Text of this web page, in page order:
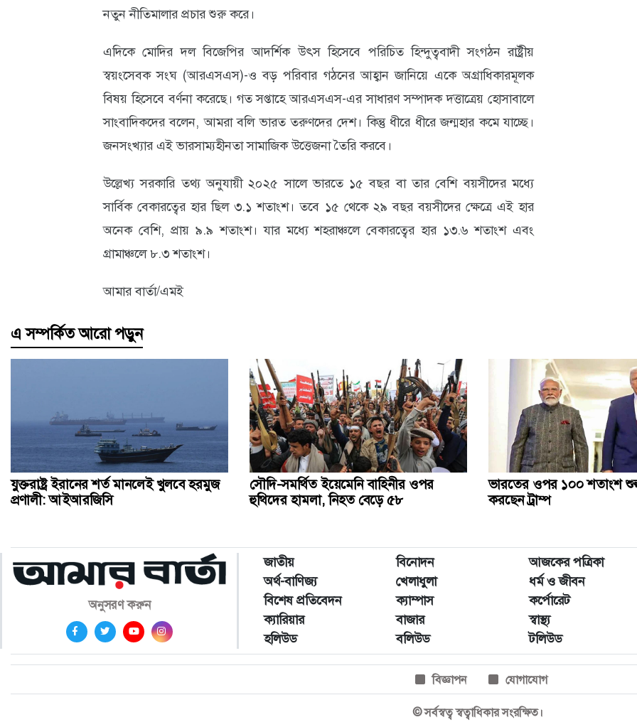
নতুন নীতিমালার প্রচার শুরু করে।
এদিকে মোদির দল বিজেপির আদর্শিক উৎস হিসেবে পরিচিত হিন্দুত্ববাদী সংগঠন রাষ্ট্রীয়
স্বয়ংসেবক সংঘ (আরএসএস)-ও বড় পরিবার গঠনের আহ্বান জানিয়ে একে অগ্রাধিকারমূলক
বিষয় হিসেবে বর্ণনা করেছে। গত সপ্তাহে আরএসএস-এর সাধারণ সম্পাদক দত্তাত্রেয় হোসাবালে
সাংবাদিকদের বলেন, আমরা বলি ভারত তরুণদের দেশ। কিন্তু ধীরে ধীরে জন্মহার কমে যাচ্ছে।
জনসংখ্যার এই ভারসাম্যহীনতা সামাজিক উত্তেজনা তৈরি করবে।
উল্লেখ্য সরকারি তথ্য অনুযায়ী ২০২৫ সালে ভারতে ১৫ বছর বা তার বেশি বয়সীদের মধ্যে
সার্বিক বেকারত্বের হার ছিল ৩.১ শতাংশ। তবে ১৫ থেকে ২৯ বছর বয়সীদের ক্ষেত্রে এই হার
অনেক বেশি, প্রায় ৯.৯ শতাংশ। যার মধ্যে শহরাঞ্চলে বেকারত্বের হার ১৩.৬ শতাংশ এবং
গ্রামাঞ্চলে ৮.৩ শতাংশ।
আমার বার্তা/এমই
এ সম্পর্কিত আরো পড়ুন
যুক্তরাষ্ট্র ইরানের শর্ত মানলেই খুলবে হরমুজ
প্রণালী: আইআরজিসি
সৌদি-সমর্থিত ইয়েমেনি বাহিনীর ওপর
হুথিদের হামলা, নিহত বেড়ে ৫৮
ভারতের ওপর ১০০ শতাংশ
করছেন ট্রাম্প
অনুসরণ করুন
জাতীয় বিনোদন আজকের পত্রিকা
অর্থ-বাণিজ্য
খেলাধুলা ধর্ম ও জীবন
বিশেষ প্রতিবেদন
ক্যাম্পাস কর্পোরেট
ক্যারিয়ার
বাজার স্বাস্থ্য
হলিউড
বলিউড টলিউড
বিজ্ঞাপন যোগাযোগ
© সর্বস্বত্ব স্বত্বাধিকার সংরক্ষিত।